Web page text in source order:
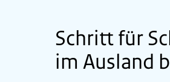
Schritt für
im Ausland